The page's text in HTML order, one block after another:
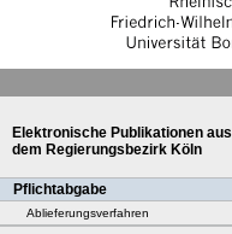
Elektronische Publikationen aus
dem Regierungsbezirk Köln
Pflichtabgabe
Ablieferungsverfahren